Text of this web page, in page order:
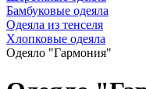
Бамбуковые одеяла
Одеяла из тенселя
Хлопковые одеяла
Одеяло "Гармония"